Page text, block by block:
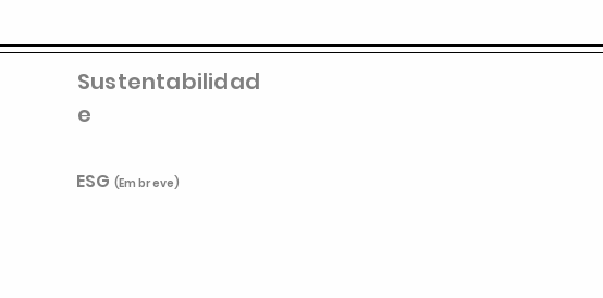
Sustentabilidad
e
ESG (Em breve)